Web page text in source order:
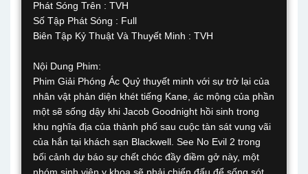
Phát Sóng Trên : TVH
Số Tập Phát Sóng : Full
Biên Tập Kỷ Thuật Và Thuyết Minh : TVH
Nội Dung Phim:
Phim Giải Phóng Ác Quỷ thuyết minh với sự trở lại của
nhân vật phản diện khét tiếng Kane, ác mộng của phần
một sẽ sống dậy khi Jacob Goodnight hồi sinh trong
khu nghĩa địa của thành phố sau cuộc tàn sát vung vãi
của hắn tại khách sạn Blackwell. See No Evil 2 trong
bối cảnh dự báo sự chết chóc đầy điềm gở này, một